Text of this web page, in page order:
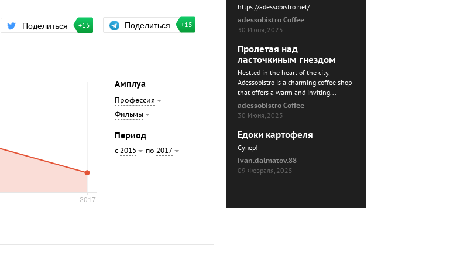
Поделиться +15 Поделиться +15
Амплуа
Профессия
Фильмы
Период
с 2015 по 2017
https://adessobistro.net/
adessobistro Coffee
30 Июня, 2025
Пролетая над
ласточкиным гнездом
Nestled in the heart of the city,
Adessobistro is a charming coffee shop
that offers a warm and inviting...
adessobistro Coffee
30 Июня, 2025
Едоки картофеля
Cупер!
ivan.dalmatov.88
09 Февраля, 2025